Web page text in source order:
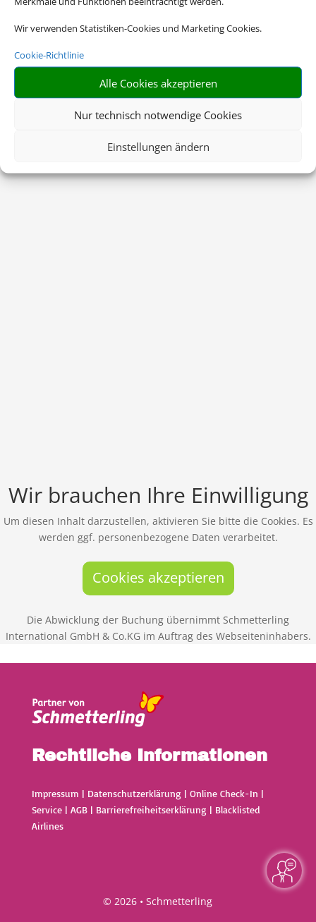
Wir verwenden Statistiken-Cookies und Marketing Cookies.
Cookie-Richtlinie
Alle Cookies akzeptieren
Nur technisch notwendige Cookies
Einstellungen ändern
Wir brauchen Ihre Einwilligung
Um diesen Inhalt darzustellen, aktivieren Sie bitte die Cookies. Es
werden ggf. personenbezogene Daten verarbeitet.
Cookies akzeptieren
Die Abwicklung der Buchung übernimmt Schmetterling
International GmbH & Co.KG im Auftrag des Webseiteninhabers.
Rechtliche Informationen
Impressum | Datenschutzerklärung | Online Check-In |
Service| AGB| Barrierefreiheitserklärung | Blacklisted
Airlines
© 2026 • Schmetterling